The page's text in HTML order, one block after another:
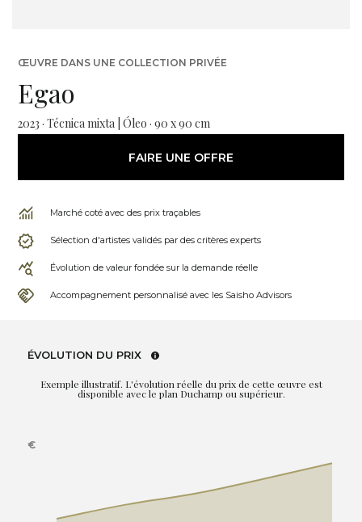
ŒUVRE DANS UNE COLLECTION PRIVÉE
Egao
2023 · Técnica mixta | Óleo · 90 x 90 cm
FAIRE UNE OFFRE
Marché coté avec des prix traçables
Sélection d'artistes validés par des critères experts
Évolution de valeur fondée sur la demande réelle
Accompagnement personnalisé avec les Saisho Advisors
ÉVOLUTION DU PRIX
Exemple illustratif. L'évolution réelle du prix de cette œuvre est
disponible avec le plan Duchamp ou supérieur.